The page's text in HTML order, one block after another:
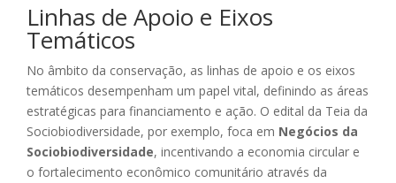
Linhas de Apoio e Eixos
Temáticos
No âmbito da conservação, as linhas de apoio e os eixos
temáticos desempenham um papel vital, definindo as áreas
estratégicas para financiamento e ação. O edital da Teia da
Sociobiodiversidade, por exemplo, foca em Negócios da
Sociobiodiversidade, incentivando a economia circular e
o fortalecimento econômico comunitário através da